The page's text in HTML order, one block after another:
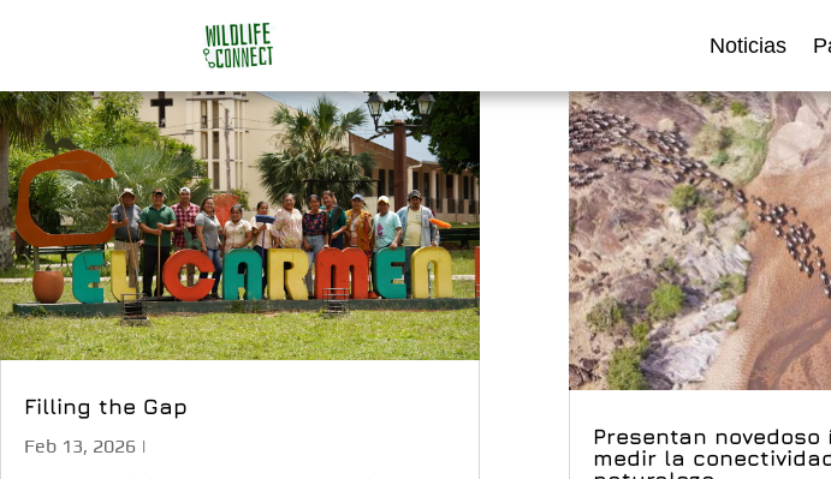
Noticias
Filling the Gap
Feb 13, 2026 |
Presentan novedoso
medir la